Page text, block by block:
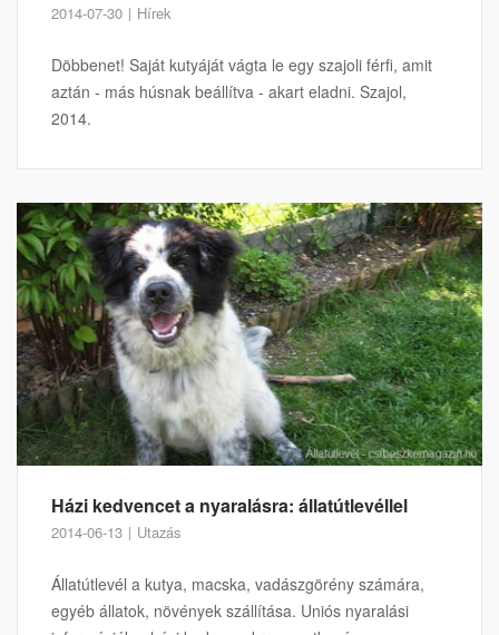
2014-07-30 Hírek
Döbbenet! Saját kutyáját vágta le egy szajoli férfi, amit
aztán - más húsnak beállítva - akart eladni. Szajol,
2014.
Házi kedvencet a nyaralásra: állatútlevéllel
2014-06-13 Utazás
Állatútlevél a kutya, macska, vadászgörény számára,
egyéb állatok, növények szállítása. Uniós nyaralási